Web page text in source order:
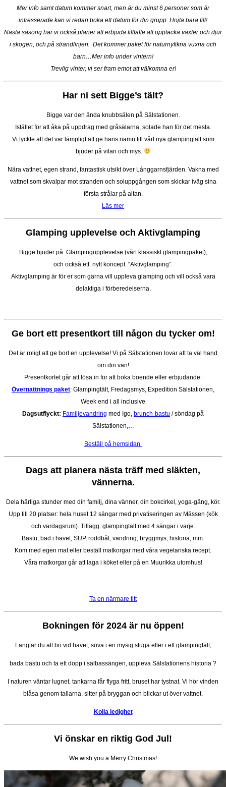
Mer info samt datum kommer snart, men är du minst 6 personer som är
intresserade kan vi redan boka ett datum för din grupp. Hojta bara till!
Nästa säsong har vi också planer att erbjuda tillfälle att upptäcka växter och djur
i skogen, och på strandlinjen. Det kommer paket för naturnyfikna vuxna och
barn…Mer info under vintern!
Trevlig vinter, vi ser fram emot att välkomna er!
Har ni sett Bigge’s tält?
Bigge var den ända knubbsälen på Sälstationen.
Istället för att åka på uppdrag med gråsälarna, solade han för det mesta.
Vi tyckte att det var lämpligt att ge hans namn till vårt nya glampingtält som
bjuder på vilan och mys.
Nära vattnet, egen strand, fantastisk utsikt över Långgarnsfjärden. Vakna med
vattnet som skvalpar mot stranden och soluppgången som skickar iväg sina
första strålar på altan.
Läs mer
Glamping upplevelse och Aktivglamping
Bigge bjuder på Glampingupplevelse (vårt klassiskt glampingpaket),
och också ett nytt koncept. “Aktivglamping”.
Aktivglamping är för er som gärna vill uppleva glamping och vill också vara
delaktiga i förberedelserna.
Ge bort ett presentkort till någon du tycker om!
Det är roligt att ge bort en upplevelse! Vi på Sälstationen lovar att ta väl hand
om din vän!
Presentkortet går att lösa in för att boka boende eller erbjudande:
Övernattnings paket: Glampingtält, Fredagsmys, Expedition Sälstationen,
Week end i all inclusive
Dagsutflyckt: Familjevandring med Igo, brunch-bastu / söndag på
Sälstationen,…
Beställ på hemsidan
Dags att planera nästa träff med släkten,
vännerna.
Dela härliga stunder med din familj, dina vänner, din bokcirkel, yoga-gäng, kör.
Upp till 20 platser: hela huset 12 sängar med privatiseringen av Mässen (kök
och vardagsrum). Tillägg: glampingtält med 4 sängar i varje.
Bastu, bad i havet, SUP, roddbåt, vandring, bryggmys, historia, mm.
Kom med egen mat eller beställ matkorgar med våra vegetariska recept.
Våra matkorgar går att laga i köket eller på en Muurikka utomhus!
Ta en närmare titt
Bokningen för 2024 är nu öppen!
Längtar du att bo vid havet, sova i en mysig stuga eller i ett glampingtält,
bada bastu och ta ett dopp i sälbassängen, uppleva Sälstationens historia ?
I naturen väntar lugnet, tankarna får flyga fritt, bruset har tystnat. Vi hör vinden
blåsa genom tallarna, sitter på bryggan och blickar ut över vattnet.
Kolla ledighet
Vi önskar en riktig God Jul!
We wish you a Merry Christmas!